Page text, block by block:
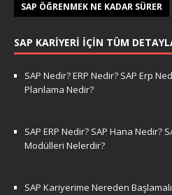
SAP ÖĞRENMEK NE KADAR SÜRER
SAP KARIYERI İÇIN TÜM
SAP Nedir? ERP Nedir? SAP Erp
Planlama Nedir?
SAP ERP Nedir? SAP Hana Nedir?
Modülleri Nelerdir?
SAP Kariyerime Nereden